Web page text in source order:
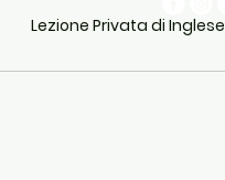
Lezione Privata di Inglese